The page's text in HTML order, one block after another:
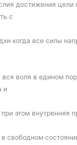
достижения цели
с
когда все силы
вся воля в едином
и
этом внутренняя
свободном